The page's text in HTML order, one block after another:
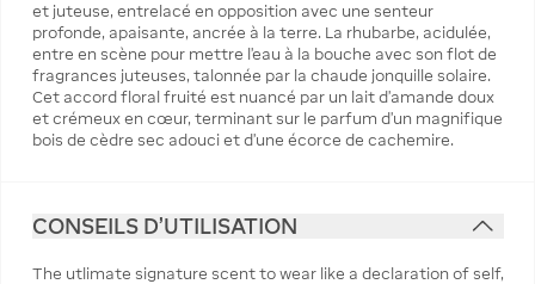
et juteuse, entrelacé en opposition avec une senteur
profonde, apaisante, ancrée à la terre. La rhubarbe, acidulée,
entre en scène pour mettre l’eau à la bouche avec son flot de
fragrances juteuses, talonnée par la chaude jonquille solaire.
Cet accord floral fruité est nuancé par un lait d’amande doux
et crémeux en cœur, terminant sur le parfum d’un magnifique
bois de cèdre sec adouci et d’une écorce de cachemire.
CONSEILS D'UTILISATION
The utlimate signature scent to wear like a declaration of self,